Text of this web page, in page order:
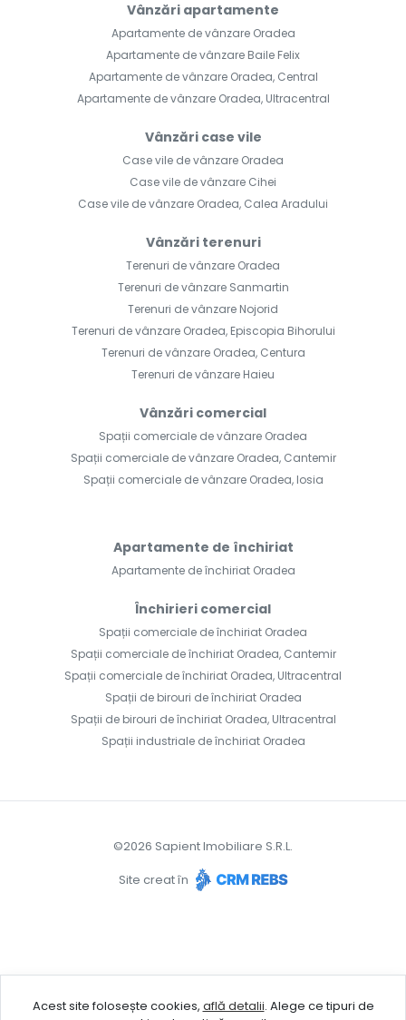
Vânzări apartamente
Apartamente de vânzare Oradea
Apartamente de vânzare Baile Felix
Apartamente de vânzare Oradea, Central
Apartamente de vânzare Oradea, Ultracentral
Vânzări case vile
Case vile de vânzare Oradea
Case vile de vânzare Cihei
Case vile de vânzare Oradea, Calea Aradului
Vânzări terenuri
Terenuri de vânzare Oradea
Terenuri de vânzare Sanmartin
Terenuri de vânzare Nojorid
Terenuri de vânzare Oradea, Episcopia Bihorului
Terenuri de vânzare Oradea, Centura
Terenuri de vânzare Haieu
Vânzări comercial
Spații comerciale de vânzare Oradea
Spații comerciale de vânzare Oradea, Cantemir
Spații comerciale de vânzare Oradea, Iosia
Apartamente de închiriat
Apartamente de închiriat Oradea
Închirieri comercial
Spații comerciale de închiriat Oradea
Spații comerciale de închiriat Oradea, Cantemir
Spații comerciale de închiriat Oradea, Ultracentral
Spații de birouri de închiriat Oradea
Spații de birouri de închiriat Oradea, Ultracentral
Spații industriale de închiriat Oradea
©2026 Sapient Imobiliare S.R.L.
Site creat în
Acest site folosește cookies, află detalii. Alege ce tipuri de